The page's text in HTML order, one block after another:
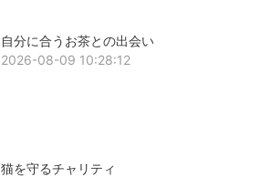
自分に合うお茶との出会い
2026-08-09 10:28:12
猫を守るチャリティ